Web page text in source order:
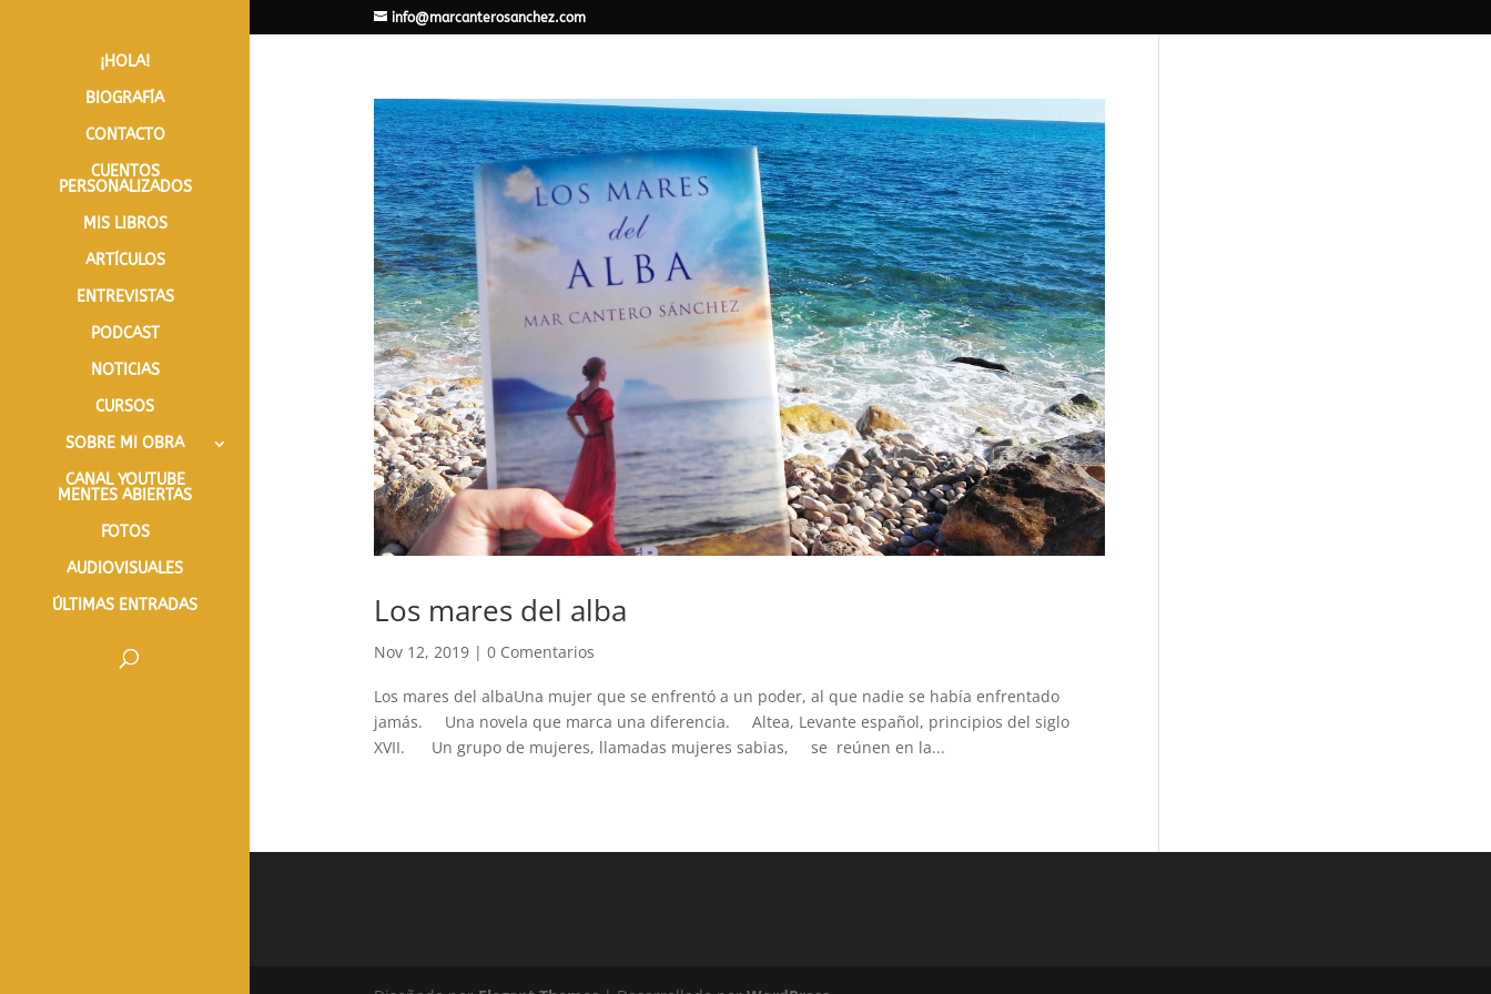
info@marcanterosanchez.com
¡HOLA!
BIOGRAFÍA
CONTACTO
CUENTOS
PERSONALIZADOS
MIS LIBROS
ARTÍCULOS
ENTREVISTAS
PODCAST
NOTICIAS
CURSOS
SOBRE MI OBRA
CANAL YOUTUBE
MENTES ABIERTAS
FOTOS
AUDIOVISUALES
ÚLTIMAS ENTRADAS
Los mares del alba
Nov 12, 2019| 0 Comentarios
Los mares del albaUna mujer que se enfrentó a un poder, al que nadie se había enfrentado
jamás. Una novela que marca una diferencia. Altea, Levante español, principios del siglo
XVII. Un grupo de mujeres, llamadas mujeres sabias, se reúnen en la...